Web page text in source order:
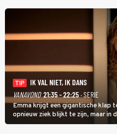
uit vissen om het over de liefde te
TIP
IK VAL NIET, IK DANS
VANAVOND 21:35 - 22:25· SERIE
Emma krijgt een gigantische klap
opnieuw ziek blijkt te zijn, maar in
Ik Dans laat ze zien dat ze niet